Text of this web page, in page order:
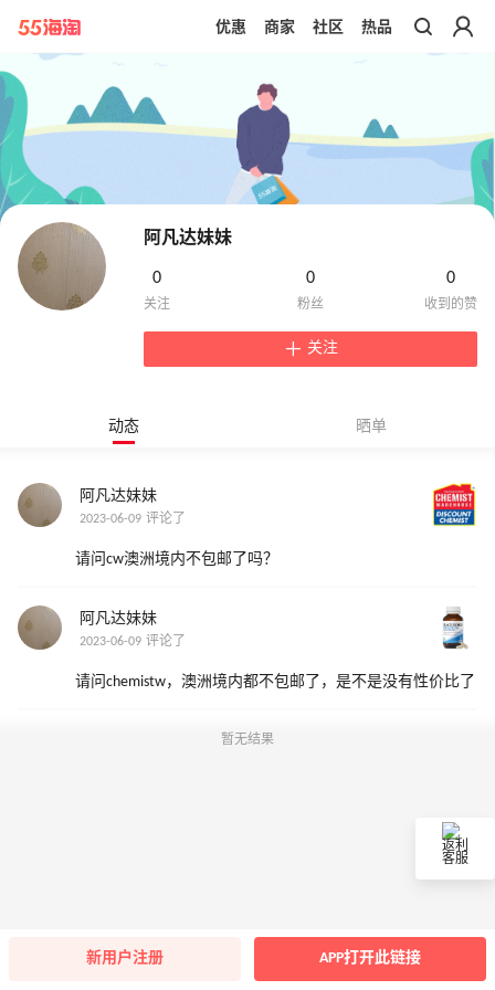
带你去官网买正品
优惠 商家 社区 热品
阿凡达妹妹
0 0 0
关注
动态 晒单
阿凡达妹妹
2023-06-09 评论了
请问cw澳洲境内不包邮了吗？
阿凡达妹妹
2023-06-09 评论了
请问chemistw，澳洲境内都不包邮了，是不是没有性价比了
暂无结果
返利
客服
新用户注册 APP打开此链接